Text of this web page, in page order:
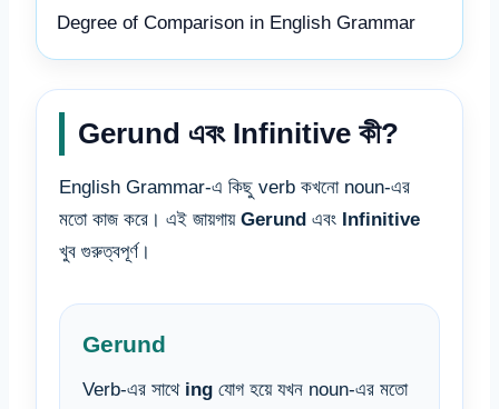
Degree of Comparison in English Grammar
Gerund এবং Infinitive কী?
English Grammar-এ কিছু verb কখনো noun-এর
মতো কাজ করে। এই জায়গায় Gerund এবং Infinitive
খুব গুরুত্বপূর্ণ।
Gerund
Verb-এর সাথে ing যোগ হয়ে যখন noun-এর মতো